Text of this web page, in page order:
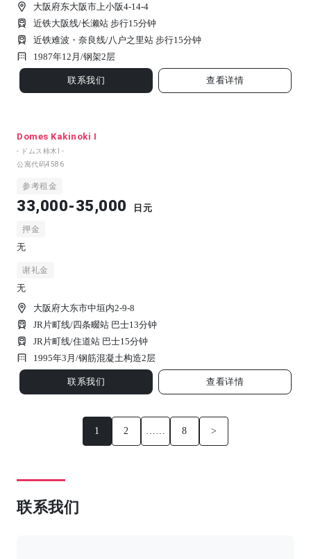
大阪府东大阪市上小阪4-14-4
近铁大阪线/长濑站 步行15分钟
近铁难波・奈良线/八户之里站 步行15分钟
1987年12月/钢架2 层
联系我们 查看详情
Domes Kakinoki I
- ドムス柿木Ⅰ -
公寓代码4586
参考租金
33,000-35,000 日元
押金
无
谢礼金
无
大阪府大东市中垣内2-9-8
JR片町线/四条畷站 巴士13分钟
JR片町线/住道站 巴士15分钟
1995年3月/钢筋混凝土构造2 层
联系我们 查看详情
1 2 …… 8 >
联系我们